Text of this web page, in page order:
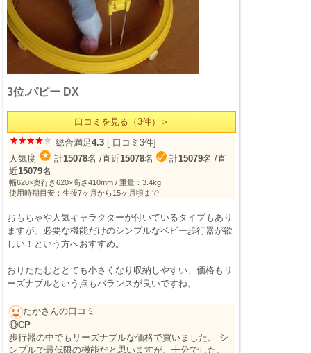
3位.パピー DX
口コミを見る（3件）＞
総合満足4.3 [ 口コミ3件]
人気度
計15078名 /直近15078名 計15079名 /直
近15079名
幅620×奥行き620×高さ410mm / 重量：3.4kg
使用時期目安：生後7ヶ月から15ヶ月頃まで
おもちゃや人気キャラクターが付いているタイプもあり
ますが、必要な機能だけのシンプルなベビー歩行器が欲
しい！という方へおすすめ。
おりたたむととても小さくなり収納しやすい、価格もリ
ーズナブルという点もバランスが良いですね。
たかさんの口コミ
◎CP
歩行器の中でもリーズナブルな価格で買いました。 シ
ンプルで最低限の機能だと思いますが、十分でした。